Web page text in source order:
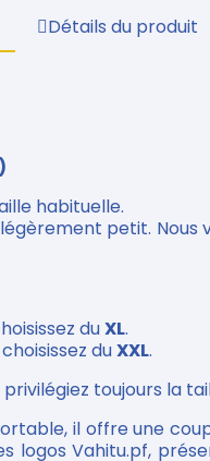
Détails du produit
habituelle.
petit. Nous
duXL.
duXXL.
toujours la
il offre une
logos Vahitu.pf,